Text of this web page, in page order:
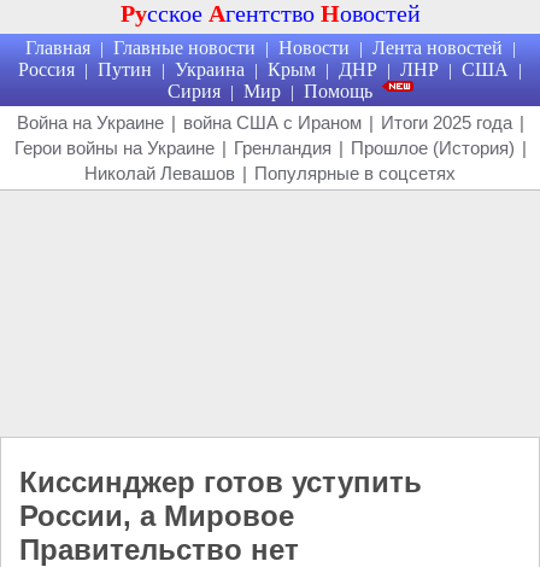
Русское Агентство Новостей
Главная | Главные новости | Новости | Лента новостей |
Россия | Путин | Украина | Крым | ДНР | ЛНР | США |
Сирия | Мир | Помощь
Война на Украине | война США с Ираном | Итоги 2025 года |
Герои войны на Украине | Гренландия | Прошлое (История) |
Николай Левашов | Популярные в соцсетях
Киссинджер готов уступить
России, а Мировое
Правительство нет